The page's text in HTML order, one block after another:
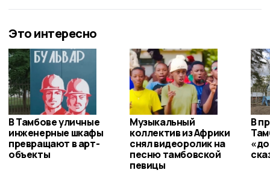
Это интересно
В Тамбове уличные
инженерные шкафы
превращают в арт-
объекты
Музыкальный
коллектив из Африки
снял видеоролик на
песню тамбовской
певицы
В